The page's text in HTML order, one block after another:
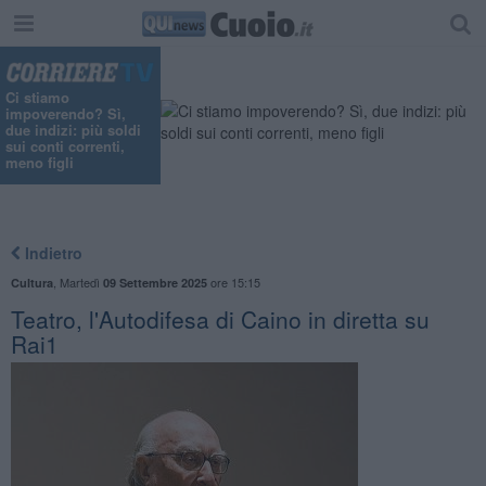
Ci stiamo
impoverendo? Sì,
due indizi: più soldi
sui conti correnti,
meno figli
Indietro
Cultura Martedì 09 Settembre 2025ore 15:15
Teatro, l'Autodifesa di Caino in diretta su
Rai1